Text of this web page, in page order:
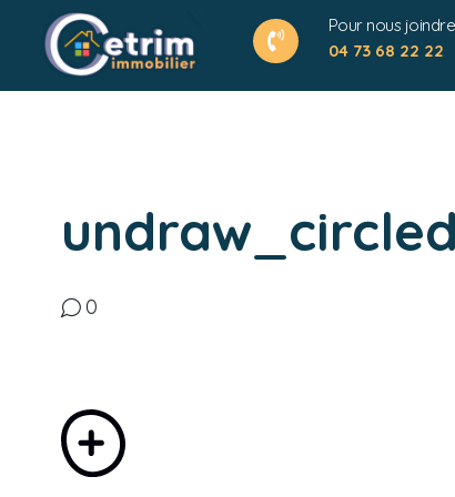
04 73 68 22 22
Pour nous joindre
0